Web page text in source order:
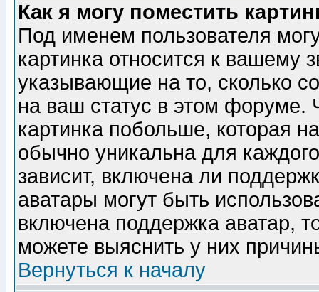
Как я могу поместить
Под именем пользователя
картинка относится к вашему
указывающие на то, сколько
на ваш статус в этом форуме.
картинка побольше, которая
обычно уникальна для
зависит, включена ли
аватары могут быть
включена поддержка аватар,
можете выяснить у них
Вернуться к началу